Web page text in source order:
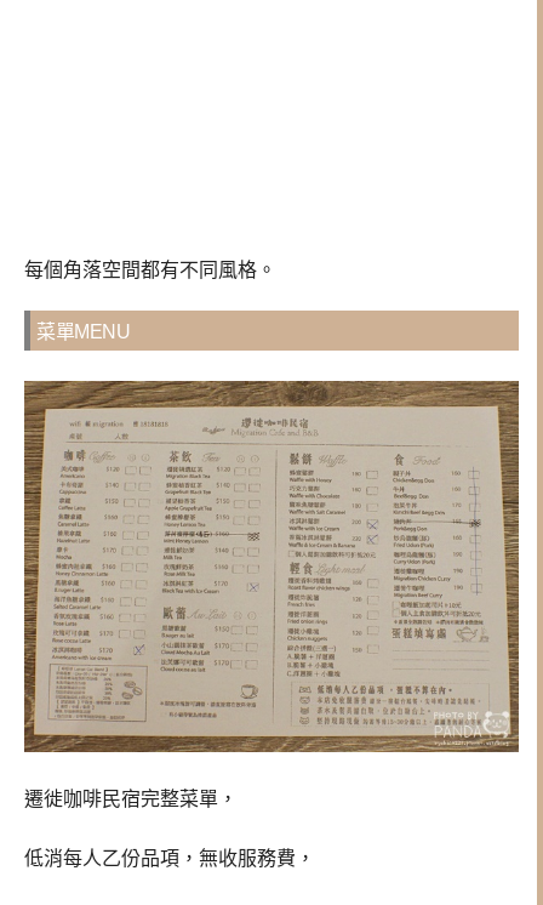
每個角落空間都有不同風格。
菜單MENU
遷徙咖啡民宿完整菜單，
低消每人乙份品項，無收服務費，